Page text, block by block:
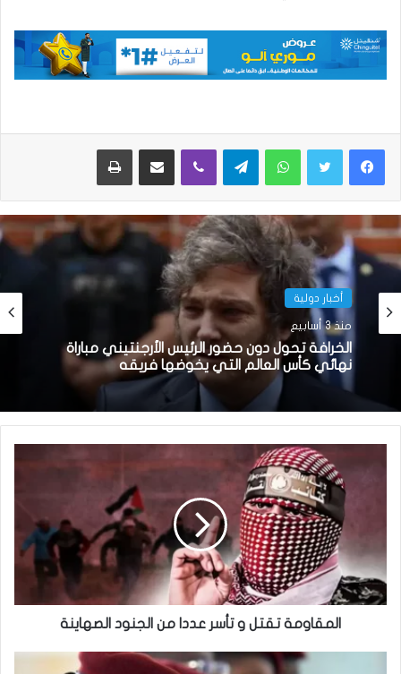
واتساب تيلقرام ڤايبر مشاركة عبر البريد طباعة
أخبار دولية
منذ 3 أسابيع
الخرافة تحول دون حضور الرئيس الأرجنتيني مباراة
نهائي كأس العالم التي يخوضها فريقه
المقاومة تقتل و تأسر عددا من الجنود الصهاينة